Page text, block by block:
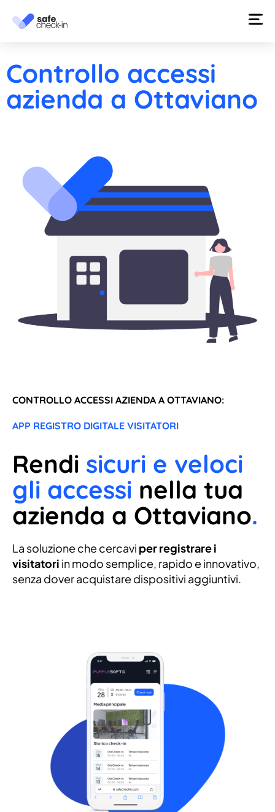
Controllo accessi
azienda a Ottaviano
CONTROLLO ACCESSI AZIENDA A OTTAVIANO:
APP REGISTRO DIGITALE VISITATORI
Rendi sicuri e veloci
gli accessi nella tua
azienda a Ottaviano.
La soluzione che cercavi per registrare i
visitatori in modo semplice, rapido e innovativo,
senza dover acquistare dispositivi aggiuntivi.